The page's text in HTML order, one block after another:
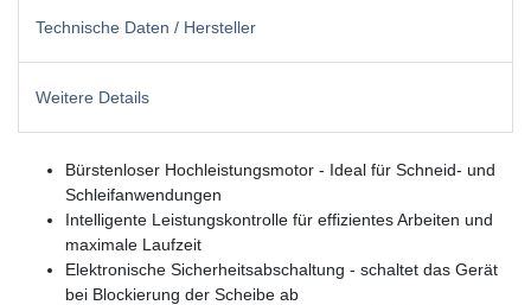
Technische Daten / Hersteller
Weitere Details
Bürstenloser Hochleistungsmotor - Ideal für Schneid- und
Schleifanwendungen
Intelligente Leistungskontrolle für effizientes Arbeiten und
maximale Laufzeit
Elektronische Sicherheitsabschaltung - schaltet das Gerät
bei Blockierung der Scheibe ab